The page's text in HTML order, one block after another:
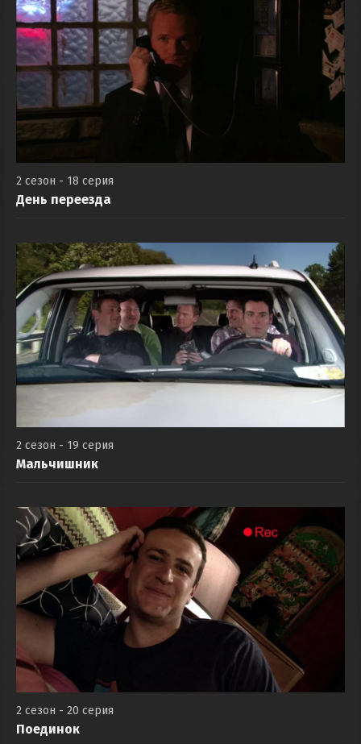
2 сезон - 18 серия
День переезда
2 сезон - 19 серия
Мальчишник
2 сезон - 20 серия
Поединок